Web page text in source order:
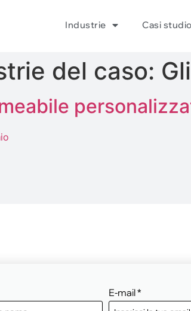
Industrie Casi studio
del caso:
E-mail*